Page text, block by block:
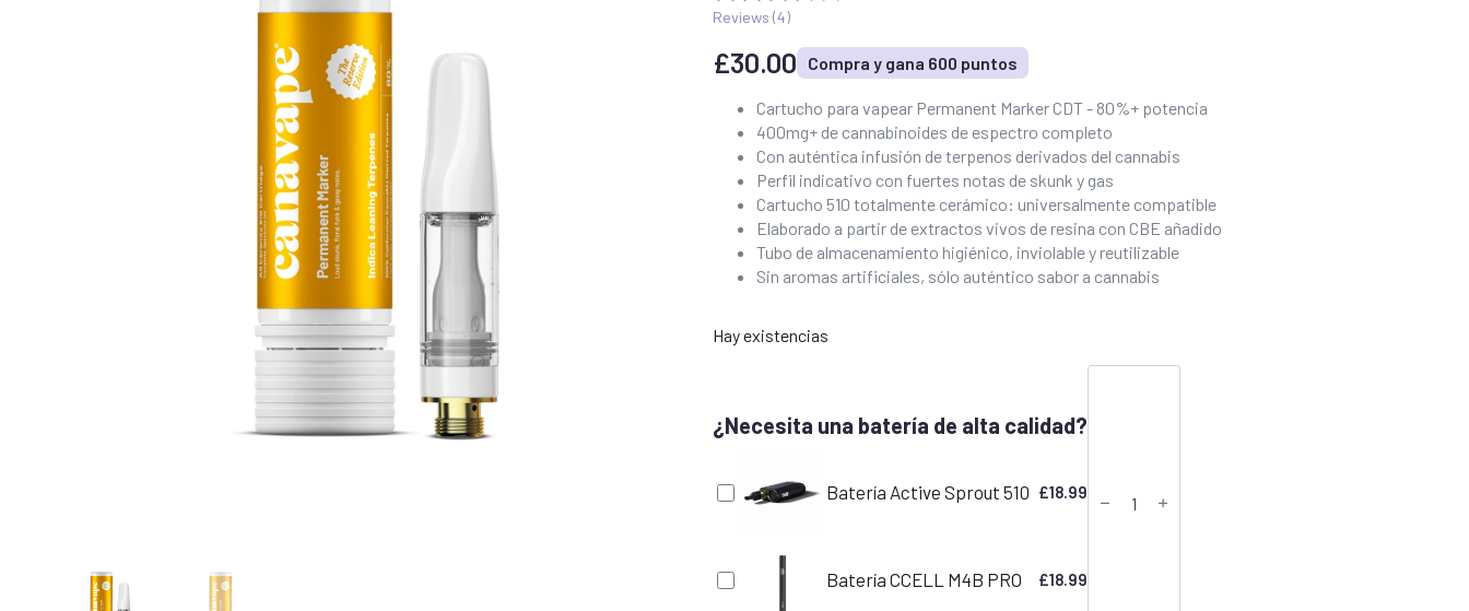
Reviews (4)
£30.00 Compra y gana 600 puntos
Cartucho para vapear Permanent Marker CDT - 80%+ potencia
400mg+ de cannabinoides de espectro completo
Con auténtica infusión de terpenos derivados del cannabis
Perfil indicativo con fuertes notas de skunk y gas
Cartucho 510 totalmente cerámico: universalmente compatible
Elaborado a partir de extractos vivos de resina con CBE añadido
Tubo de almacenamiento higiénico, inviolable y reutilizable
Sin aromas artificiales, sólo auténtico sabor a cannabis
Hay existencias
¿Necesita una batería de alta calidad?
Batería Active Sprout 510 £18.99
Batería CCELL M4B PRO £18.99
CDT
Canavape
Reserve